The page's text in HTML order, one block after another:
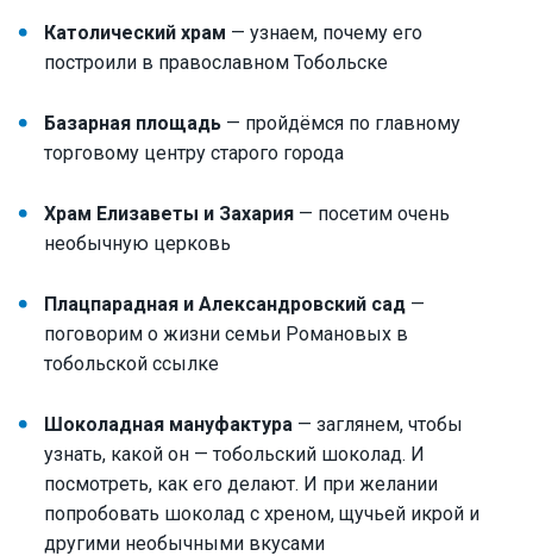
Католический храм — узнаем, почему его
построили в православном Тобольске
Базарная площадь — пройдёмся по главному
торговому центру старого города
Храм Елизаветы и Захария — посетим очень
необычную церковь
Плацпарадная и Александровский сад —
поговорим о жизни семьи Романовых в
тобольской ссылке
Шоколадная мануфактура — заглянем, чтобы
узнать, какой он — тобольский шоколад. И
посмотреть, как его делают. И при желании
попробовать шоколад с хреном, щучьей икрой и
другими необычными вкусами